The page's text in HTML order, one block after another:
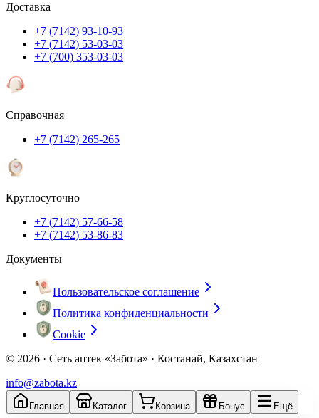
Доставка
+7 (7142) 93-10-93
+7 (7142) 53-03-03
+7 (700) 353-03-03
Справочная
+7 (7142) 265-265
Круглосуточно
+7 (7142) 57-66-58
+7 (7142) 53-86-83
Документы
Пользовательское соглашение
Политика конфиденциальности
Cookie
© 2026 · Сеть аптек «Забота» · Костанай, Казахстан
info@zabota.kz
Главная Каталог Корзина Бонус Ещё